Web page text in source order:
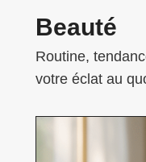
Beauté
Routine,
votre éclat au